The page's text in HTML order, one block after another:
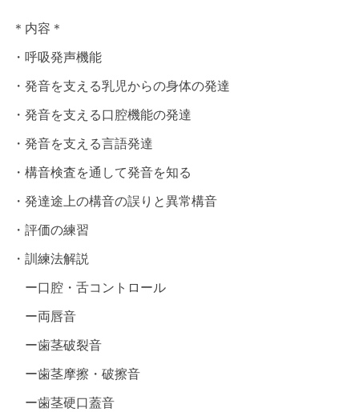
＊内容＊
・呼吸発声機能
・発音を支える乳児からの身体の発達
・発音を支える口腔機能の発達
・発音を支える言語発達
・構音検査を通して発音を知る
・発達途上の構音の誤りと異常構音
・評価の練習
・訓練法解説
ー口腔・舌コントロール
ー両唇音
ー歯茎破裂音
ー歯茎摩擦・破擦音
ー歯茎硬口蓋音